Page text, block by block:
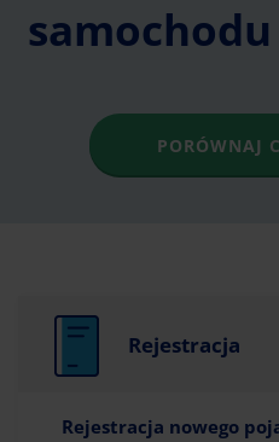
samochodu
PORÓWNAJ
Rejestracja
Rejestracja nowego